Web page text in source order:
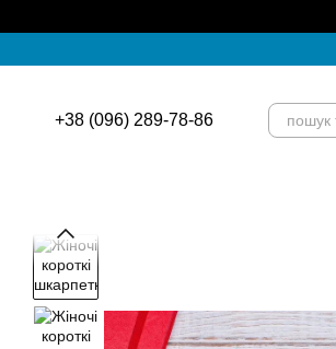
+38 (096) 289-78-86